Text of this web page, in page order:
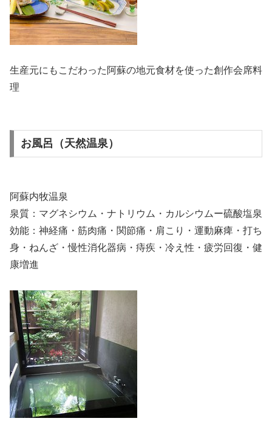
生産元にもこだわった阿蘇の地元食材を使った創作会席料
理
お風呂（天然温泉）
阿蘇内牧温泉
泉質：マグネシウム・ナトリウム・カルシウムー硫酸塩泉
効能：神経痛・筋肉痛・関節痛・肩こり・運動麻痺・打ち
身・ねんざ・慢性消化器病・痔疾・冷え性・疲労回復・健
康増進